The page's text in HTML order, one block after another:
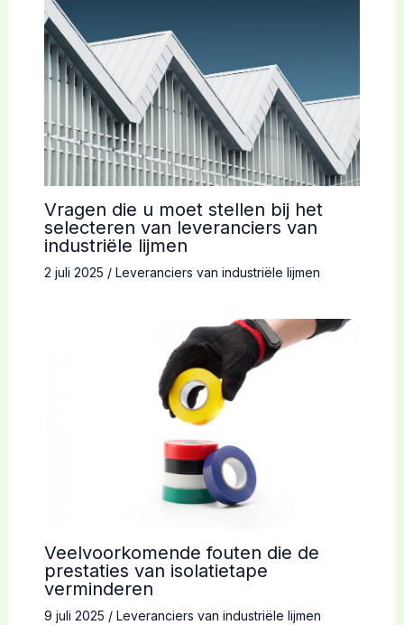
Vragen die u moet stellen bij het
selecteren van leveranciers van
industriële lijmen
2 juli 2025 / Leveranciers van industriële lijmen
Veelvoorkomende fouten die de
prestaties van isolatietape
verminderen
9 juli 2025 / Leveranciers van industriële lijmen